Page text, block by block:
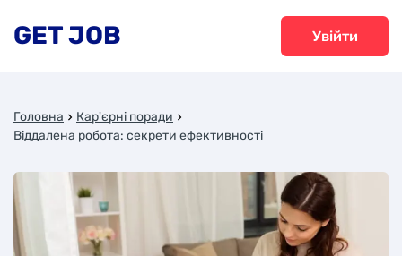
GET JOB Увійти
Головна
Кар'єрні поради
Віддалена робота: секрети ефективності